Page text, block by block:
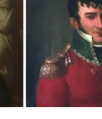
Magnus Falsen (1782-